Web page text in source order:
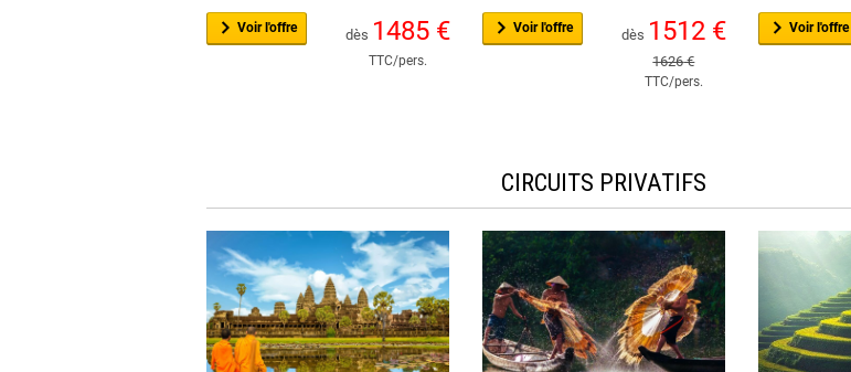
dès 1485€
TTC/pers.
Voir l'offre dès 1512€
1626€
TTC/pers.
Voir l'offre Voir l'offre
CIRCUITS PRIVATIFS